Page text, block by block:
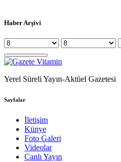
Haber Arşivi
Yerel Süreli Yayın-Aktüel Gazetesi
Sayfalar
İletişim
Künye
Foto Galeri
Videolar
Canlı Yayın